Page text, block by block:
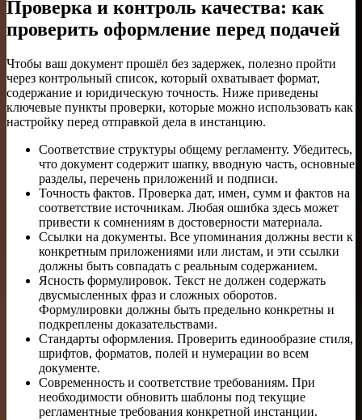
Проверка и контроль качества: как
проверить оформление перед подачей
Чтобы ваш документ прошёл без задержек, полезно пройти
через контрольный список, который охватывает формат,
содержание и юридическую точность. Ниже приведены
ключевые пункты проверки, которые можно использовать как
настройку перед отправкой дела в инстанцию.
Соответствие структуры общему регламенту. Убедитесь,
что документ содержит шапку, вводную часть, основные
разделы, перечень приложений и подписи.
Точность фактов. Проверка дат, имен, сумм и фактов на
соответствие источникам. Любая ошибка здесь может
привести к сомнениям в достоверности материала.
Ссылки на документы. Все упоминания должны вести к
конкретным приложениями или листам, и эти ссылки
должны быть совпадать с реальным содержанием.
Ясность формулировок. Текст не должен содержать
двусмысленных фраз и сложных оборотов.
Формулировки должны быть предельно конкретны и
подкреплены доказательствами.
Стандарты оформления. Проверить единообразие стиля,
шрифтов, форматов, полей и нумерации во всем
документе.
Современность и соответствие требованиям. При
необходимости обновить шаблоны под текущие
регламентные требования конкретной инстанции.